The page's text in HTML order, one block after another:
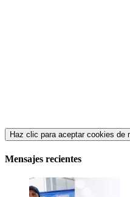
Haz clic para aceptar cookies de
Mensajes recientes